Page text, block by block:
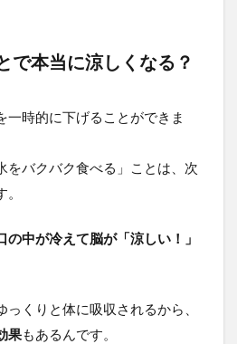
で本当に涼しくなる？
一時的に下げることができま
をバクバク食べる」ことは、次
の中が冷えて脳が「涼しい！」
っくりと体に吸収されるから、
果もあるんです。